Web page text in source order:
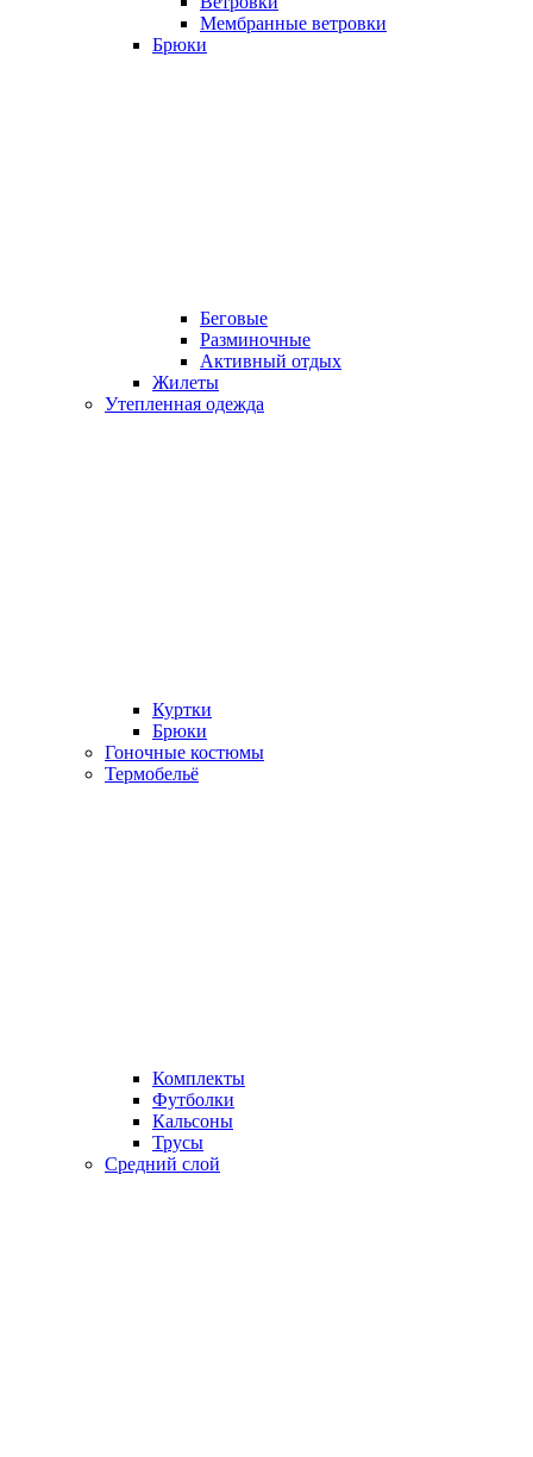
Мембранные ветровки
Брюки
Беговые
Разминочные
Активный отдых
Жилеты
Утепленная одежда
Куртки
Брюки
Гоночные костюмы
Термобельё
Комплекты
Футболки
Кальсоны
Трусы
Средний слой